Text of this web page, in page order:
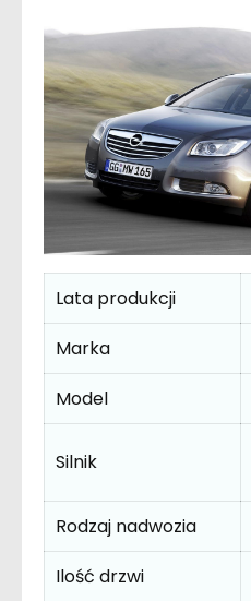
Lata produkcji
Marka
Model
Silnik
Rodzaj nadwozia
Ilość drzwi